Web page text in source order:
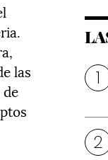
las